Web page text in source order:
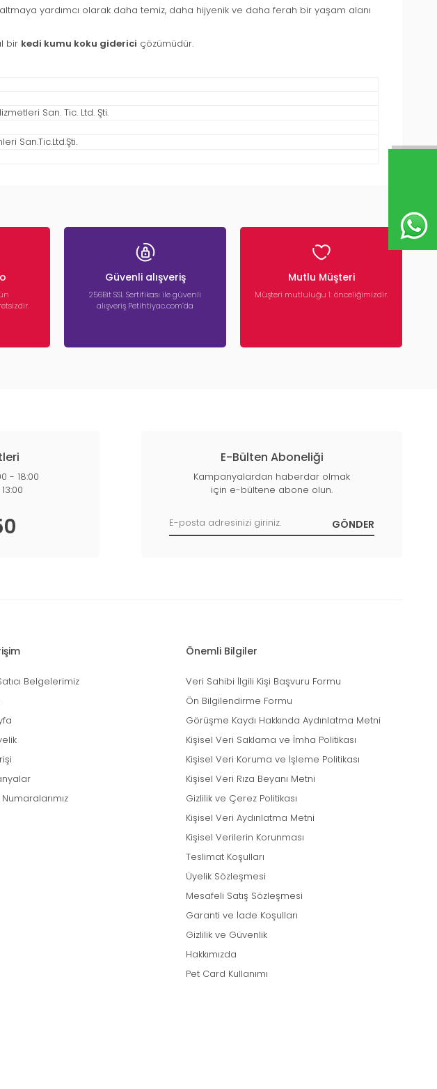
yardımcı olarak daha temiz, daha hijyenik ve daha ferah bir yaşam alanı
bir kedi kumu koku giderici çözümüdür.
San. Tic. Ltd. Şti.
San.Tic.Ltd.Şti.
Güvenli alışveriş
256Bit SSL Sertifikası ile güvenli
alışveriş Petihtiyac.com’da
Mutlu Müşteri
Müşteri mutluluğu 1. önceliğimizdir.
- 18:00
E-Bülten Aboneliği
Kampanyalardan haberdar olmak
için e-bültene abone olun.
Belgelerimiz
Önemli Bilgiler
Veri Sahibi İlgili Kişi Başvuru Formu
Ön Bilgilendirme Formu
Görüşme Kaydı Hakkında Aydınlatma Metni
Kişisel Veri Saklama ve İmha Politikası
Kişisel Veri Koruma ve İşleme Politikası
Kişisel Veri Rıza Beyanı Metni
Gizlilik ve Çerez Politikası
Kişisel Veri Aydınlatma Metni
Kişisel Verilerin Korunması
Teslimat Koşulları
Üyelik Sözleşmesi
Mesafeli Satış Sözleşmesi
Garanti ve İade Koşulları
Gizlilik ve Güvenlik
Hakkımızda
Pet Card Kullanımı